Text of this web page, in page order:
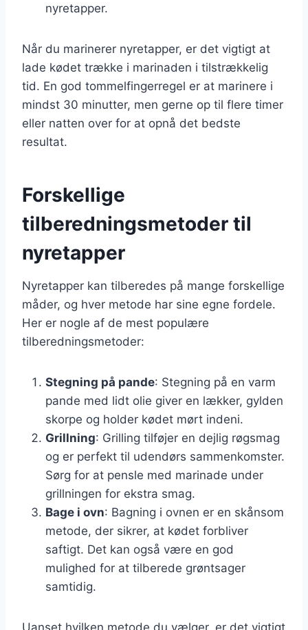
nyretapper.
Når du marinerer nyretapper, er det vigtigt at
lade kødet trække i marinaden i tilstrækkelig
tid. En god tommelfingerregel er at marinere i
mindst 30 minutter, men gerne op til flere timer
eller natten over for at opnå det bedste
resultat.
Forskellige
tilberedningsmetoder til
nyretapper
Nyretapper kan tilberedes på mange forskellige
måder, og hver metode har sine egne fordele.
Her er nogle af de mest populære
tilberedningsmetoder:
Stegning på pande: Stegning på en varm
pande med lidt olie giver en lækker, gylden
skorpe og holder kødet mørt indeni.
Grillning: Grilling tilføjer en dejlig røgsmag
og er perfekt til udendørs sammenkomster.
Sørg for at pensle med marinade under
grillningen for ekstra smag.
Bage i ovn: Bagning i ovnen er en skånsom
metode, der sikrer, at kødet forbliver
saftigt. Det kan også være en god
mulighed for at tilberede grøntsager
samtidig.
Uanset hvilken metode du vælger, er det vigtigt